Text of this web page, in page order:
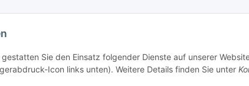
Sie den Einsatz folgender Dienste auf unserer
Icon links unten). Weitere Details finden Sie unter